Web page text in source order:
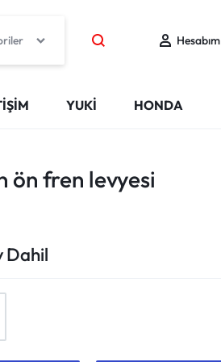
Hesabım
YUKİ HONDA
ön fren levyesi
Dahil